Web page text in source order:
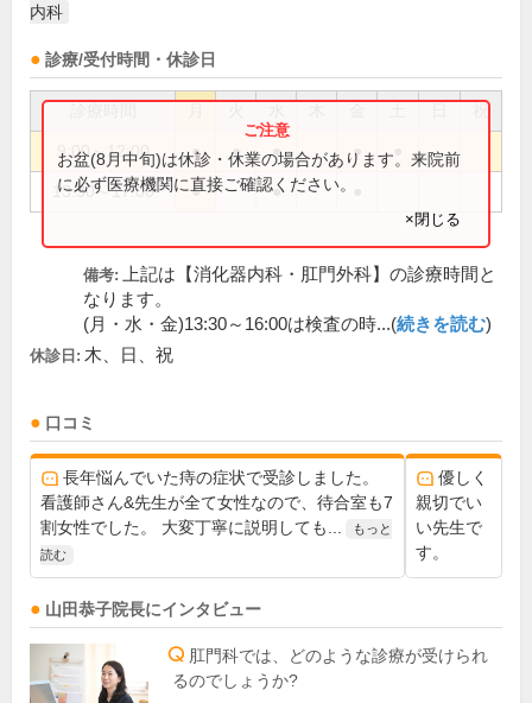
内科
診療/受付時間・休診日
祝
9:00～12:00 ● ● ● ●
13:30～17:00 ● ●
お盆(8月中旬)は休診・休業の場合があります。来院前
に必ず医療機関に直接ご確認ください。
×閉じる
備考:
上記は【消化器内科・肛門外科】の診療時間と
なります。
(月・水・金)13:30～16:00は検査の時...(続きを読む)
休診日: 木、日、祝
口コミ
長年悩んでいた痔の症状で受診しました。
看護師さん&先生が全て女性なので、待合室も7
割女性でした。 大変丁寧に説明しても...
もっと
読む
優しく
親切でい
い先生で
す。
山田恭子院長にインタビュー
肛門科では、どのような診療が受けられ
るのでしょうか?